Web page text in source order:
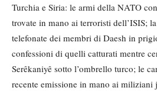
Turchia e Siria: le armi della NATO
trovate in mano ai terroristi dell’ISIS;
telefonate dei membri di Daesh in
confessioni di quelli catturati mentre
Serêkaniyê sotto l’ombrello turco; le
recente emissione in mano ai miliziani